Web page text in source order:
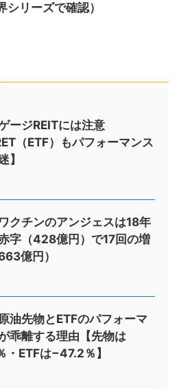
シリーズで確認）
ージREITには注意
（ETF）もパフォーマンス
】
クチンのアンジェスは18年
字（428億円）で17回の増
億円）
油先物とETFのパフォーマ
乖離する理由【先物は
・ETFは−47.2％】